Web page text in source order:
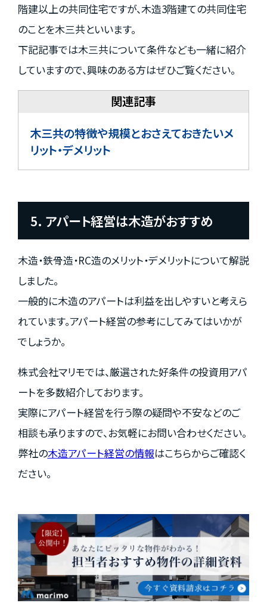
階建以上の共同住宅ですが、木造3階建ての共同住宅
のことを木三共といいます。
下記記事では木三共について条件なども一緒に紹介
していますので、興味のある方はぜひご覧ください。
木三共の特徴や規模とおさえておきたいメ
リット・デメリット
5. アパート経営は木造がおすすめ
木造・鉄骨造・RC造のメリット・デメリットについて解説
しました。
一般的に木造のアパートは利益を出しやすいと考えら
れています。アパート経営の参考にしてみてはいかが
でしょうか。
株式会社マリモでは、厳選された好条件の投資用アパ
ートを多数紹介しております。
実際にアパート経営を行う際の疑問や不安などのご
相談も承りますので、お気軽にお問い合わせください。
弊社の木造アパート経営の情報はこちらからご確認く
ださい。